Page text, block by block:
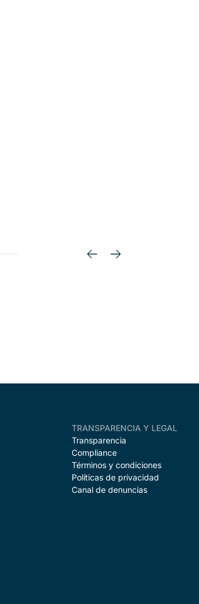
TRANSPARENCIA Y LEGAL
Transparencia
Compliance
Términos y condiciones
Políticas de privacidad
Canal de denuncias